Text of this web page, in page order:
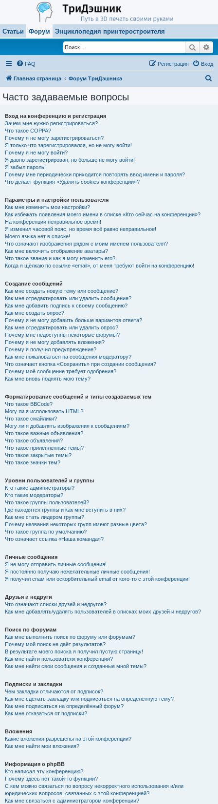
Статьи Форум Энциклопедия принтеростроителя
Поиск
FAQ Вход
Регистрация
Главная страница Форум ТриДэшника
Часто задаваемые вопросы
Вход на конференцию и регистрация
Зачем мне нужно регистрироваться?
Что такое COPPA?
Почему я не могу зарегистрироваться?
Я только что зарегистрировался, но не могу войти!
Почему я не могу войти?
Я давно зарегистрирован, но больше не могу войти!
Я забыл пароль!
Почему мне периодически приходится повторять ввод имени и пароля?
Что делает функция «Удалить cookies конференции»?
Параметры и настройки пользователя
Как мне изменить мои настройки?
Как избежать появления моего имени в списке «Кто сейчас на конференции»?
На конференции неправильное время!
Я изменил часовой пояс, но время всё равно неправильное!
Моего языка нет в списке!
Что означают изображения рядом с моим именем пользователя?
Как мне включить отображение аватары?
Что такое звание и как я могу изменить его?
Когда я щёлкаю по ссылке «email», от меня требуют войти на конференцию!
Создание сообщений
Как мне создать новую тему или сообщение?
Как мне отредактировать или удалить сообщение?
Как мне добавить подпись к своему сообщению?
Как мне создать опрос?
Почему я не могу добавить больше вариантов ответа?
Как мне отредактировать или удалить опрос?
Почему мне недоступны некоторые форумы?
Почему я не могу добавлять вложения?
Почему я получил предупреждение?
Как мне пожаловаться на сообщения модератору?
Что означает кнопка «Сохранить» при создании сообщения?
Почему моё сообщение требует одобрения?
Как мне вновь поднять мою тему?
Форматирование сообщений и типы создаваемых тем
Что такое BBCode?
Могу ли я использовать HTML?
Что такое смайлики?
Могу ли я добавлять изображения к сообщениям?
Что такое важные объявления?
Что такое объявления?
Что такое прилепленные темы?
Что такое закрытые темы?
Что такое значки тем?
Уровни пользователей и группы
Кто такие администраторы?
Кто такие модераторы?
Что такое группы пользователей?
Где находятся группы и как мне вступить в них?
Как мне стать лидером группы?
Почему названия некоторых групп имеют разные цвета?
Что такое группа по умолчанию?
Что означает ссылка «Наша команда»?
Личные сообщения
Я не могу отправить личные сообщения!
Я постоянно получаю нежелательные личные сообщения!
Я получил спам или оскорбительный email от кого-то с этой конференции!
Друзья и недруги
Что означают списки друзей и недругов?
Как мне добавлять/удалять пользователей в списках моих друзей и недругов?
Поиск по форумам
Как мне выполнить поиск по форуму или форумам?
Почему мой поиск не даёт результатов?
В результате моего поиска я получил пустую страницу!
Как мне найти пользователя конференции?
Как мне найти свои сообщения и созданные мной темы?
Подписки и закладки
Чем закладки отличаются от подписок?
Как мне сделать закладку или подписаться на определённую тему?
Как мне подписаться на определённый форум?
Как мне отказаться от подписки?
Вложения
Какие вложения разрешены на этой конференции?
Как мне найти мои вложения?
Информация о phpBB
Кто написал эту конференцию?
Почему здесь нет такой-то функции?
С кем можно связаться по вопросу некорректного использования и/или
юридических вопросов, связанных с этой конференцией?
Как мне связаться с администратором конференции?